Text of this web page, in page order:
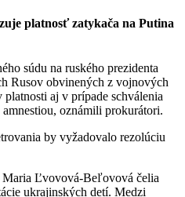
platnosť zatykača na Putina
súdu na ruského prezidenta
Rusov obvinených z vojnových
aj v prípade schválenia
oznámili prokurátori.
by vyžadovalo rezolúciu
Maria Ľvovová-Beľovová čelia
ukrajinských detí. Medzi